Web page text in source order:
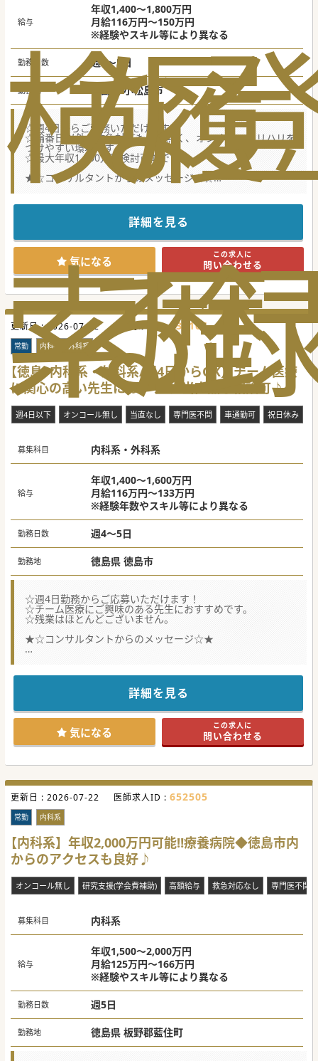
検
索
な
る
履
歴
給与
年収1,400～1,800万円
月給116万円～150万円
※経験やスキル等により異なる
勤務日数 週4～5日
勤務地 徳島県 小松島市
☆週4日からご勤務いただけます。
☆輪番日以外の救急対応もほぼ無く、オンオフのメリハリを
つけやすい環境です。
☆最大年収1,800万円検討可能です！
★☆コンサルタントからのメッセージ★☆
100床のコンパクトなケアミックス病院です。
能です！
是非、お問い合わせください。
#秋入職可
詳細を見る
気になる この求人に
問い合わせる
更新日 :2026-07-22 医師求人ID :635105
常勤 内科系・外科系
【徳島×内科系・外科系/週4日からOK】チーム医療
に関心の高い先生におすすめ/当直無し相談可♪
週4日以下 オンコール無し 当直なし 専門医不問 車通勤可 祝日休み
募集科目 内科系・外科系
給与
年収1,400～1,600万円
月給116万円～133万円
※経験年数やスキル等により異なる
勤務日数 週4～5日
勤務地 徳島県 徳島市
☆週4日勤務からご応募いただけます！
☆チーム医療にご興味のある先生におすすめです。
☆残業はほとんどございません。
★☆コンサルタントからのメッセージ☆★
是非お問い合わせください。
詳細を見る
気になる この求人に
問い合わせる
更新日 : 2026-07-22 医師求人ID : 652505
常勤 内科系
【内科系】年収2,000万円可能‼療養病院◆徳島市内
からのアクセスも良好♪
オンコール無し 研究支援(学会費補助) 高額給与 救急対応なし 専門医不問
募集科目 内科系
給与
年収1,500～2,000万円
月給125万円～166万円
※経験やスキル等により異なる
勤務日数 週5日
勤務地 徳島県 板野郡藍住町